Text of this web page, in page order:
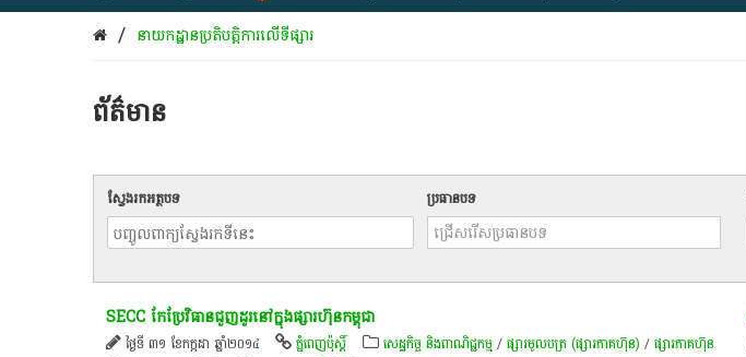
/ នាយកដ្ឋានប្រតិបត្ដិការលើទីផ្សារ
ព័ត៌មាន​
ស្វែងរកអត្ថបទ ប្រធានបទ
SECC កែប្រែ​វិធាន​ជួញ​ដូរ​នៅ​ក្នុង​ផ្សារ​ហ៊ុន​កម្ពុជា
ថ្ងៃទី ៣១ ខែកក្កដា ឆ្នាំ២០១៤ ភ្នំពេញប៉ុស្តិ៍ សេដ្ឋកិច្ច និងពាណិជ្ជកម្ម/ផ្សារមូលបត្រ (ផ្សារភាគហ៊ុន) /ផ្សារភាគហ៊ុន